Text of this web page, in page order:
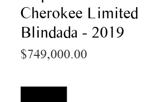
Cherokee Limited
Blindada - 2019
$749,000.00